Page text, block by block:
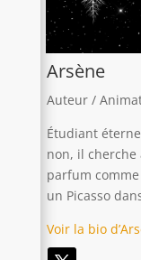
Arsène
Auteur /
Étudiant
non, il
parfum
un Picasso
Voir la bio